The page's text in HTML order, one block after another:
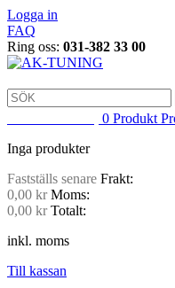
Logga in
FAQ
Ring oss: 031-382 33 00
0 Produkt
Inga produkter
Fastställs senare Frakt:
0,00 kr Moms:
0,00 kr Totalt:
inkl. moms
Till kassan